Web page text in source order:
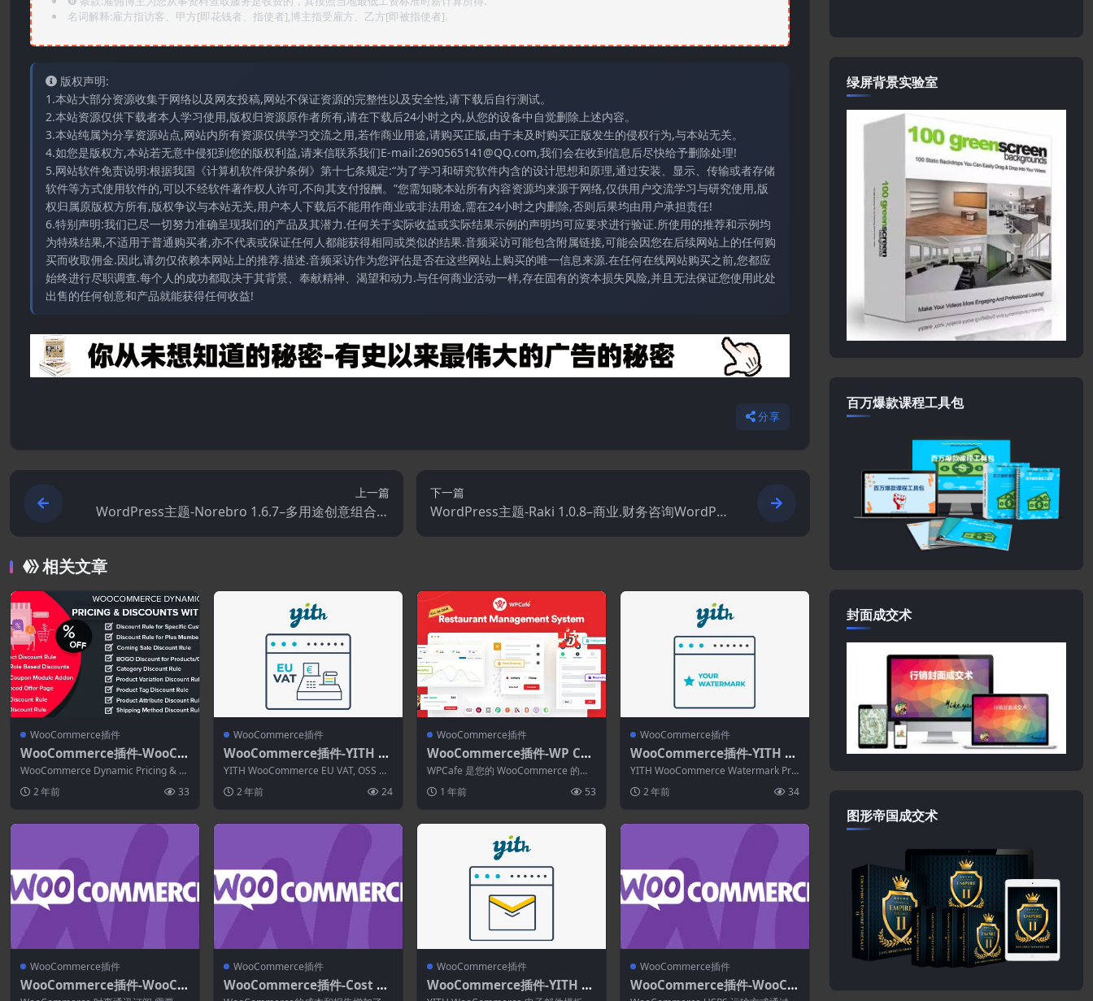
名词解释:雇方指访客、甲方[即花钱者、指使者],博主指受雇方、乙方[即被指使者].
版权声明:
1.本站大部分资源收集于网络以及网友投稿,网站不保证资源的完整性以及安全性,请下载后自行测试。
2.本站资源仅供下载者本人学习使用,版权归资源原作者所有,请在下载后24小时之内,从您的设备中自觉删除上述内容。
3.本站纯属为分享资源站点,网站内所有资源仅供学习交流之用,若作商业用途,请购买正版,由于未及时购买正版发生的侵权行为,与本站无关。
4.如您是版权方,本站若无意中侵犯到您的版权利益,请来信联系我们E-mail:2690565141@QQ.com,我们会在收到信息后尽快给予删除处理!
5.网站软件免责说明:根据我国《计算机软件保护条例》第十七条规定:“为了学习和研究软件内含的设计思想和原理,通过安装、显示、传输或者存储
软件等方式使用软件的,可以不经软件著作权人许可,不向其支付报酬。”您需知晓本站所有内容资源均来源于网络,仅供用户交流学习与研究使用,版
权归属原版权方所有,版权争议与本站无关,用户本人下载后不能用作商业或非法用途,需在24小时之内删除,否则后果均由用户承担责任!
6.特别声明:我们已尽一切努力准确呈现我们的产品及其潜力.任何关于实际收益或实际结果示例的声明均可应要求进行验证.所使用的推荐和示例均
为特殊结果,不适用于普通购买者,亦不代表或保证任何人都能获得相同或类似的结果.音频采访可能包含附属链接,可能会因您在后续网站上的任何购
买而收取佣金.因此,请勿仅依赖本网站上的推荐.描述.音频采访作为您评估是否在这些网站上购买的唯一信息来源.在任何在线网站购买之前,您都应
始终进行尽职调查.每个人的成功都取决于其背景、奉献精神、渴望和动力.与任何商业活动一样,存在固有的资本损失风险,并且无法保证您使用此处
出售的任何创意和产品就能获得任何收益!
分享
上一篇
WordPress主题-Norebro 1.6.7–多用途创意组合主
题
下一篇
WordPress主题-Raki 1.0.8–商业.财务咨询WordPre
ss主题
相关文章
WooCommerce插件
WooCommerce插件-WooCo
mmerce Dynamic Pricing &
Discounts with AI 3.0.0
WooCommerce Dynamic Pricing & Di
2 年前 33
WooCommerce插件
WooCommerce插件-YITH W
ooCommerce EU VAT, OSS &
IOSS Premium 2.31.0
YITH WooCommerce EU VAT, OSS & I
2 年前 24
WooCommerce插件
WooCommerce插件-WP Caf
e 2.2.29–WooCommerce的
餐厅预订.食品菜单和食品订购
WPCafe 是您的 WooCommerce 的一
1 年前 53
WooCommerce插件
WooCommerce插件-YITH W
ooCommerce Watermark P
remium 3.0.0
YITH WooCommerce Watermark Pre
2 年前 34
WooCommerce插件
WooCommerce插件-WooCo
WooCommerce插件
WooCommerce插件-Cost &
WooCommerce插件
WooCommerce插件-YITH W
WooCommerce插件
WooCommerce插件-WooCo
绿屏背景实验室
百万爆款课程工具包
封面成交术
图形帝国成交术